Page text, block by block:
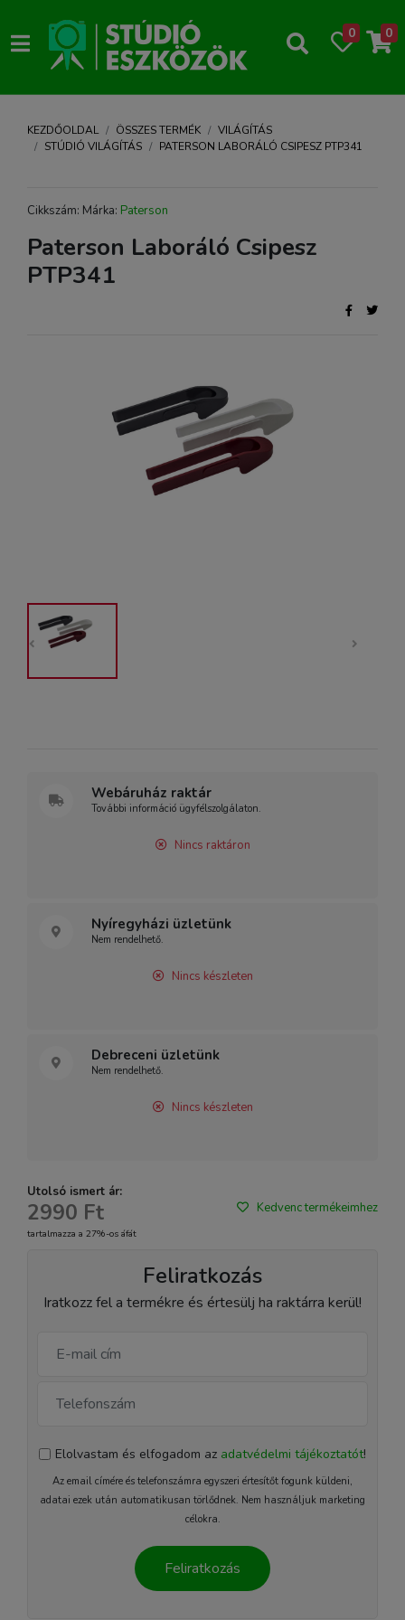
0 0
KEZDŐOLDAL ÖSSZES TERMÉK
VILÁGÍTÁS
STÚDIÓ VILÁGÍTÁS
PATERSON LABORÁLÓ CSIPESZ PTP341
Cikkszám: Márka: Paterson
Paterson Laboráló Csipesz
PTP341
Webáruház raktár
További információ ügyfélszolgálaton.
Nincs raktáron
Nyíregyházi üzletünk
Nem rendelhető.
Nincs készleten
Debreceni üzletünk
Nem rendelhető.
Nincs készleten
Utolsó ismert ár:
2990 Ft
tartalmazza a 27%-os áfát
Kedvenc termékeimhez
Feliratkozás
Iratkozz fel a termékre és értesülj ha raktárra kerül!
Elolvastam és elfogadom az adatvédelmi tájékoztatót!
Az email címére és telefonszámra egyszeri értesítőt fogunk küldeni,
adatai ezek után automatikusan törlődnek. Nem használjuk marketing
célokra.
Feliratkozás